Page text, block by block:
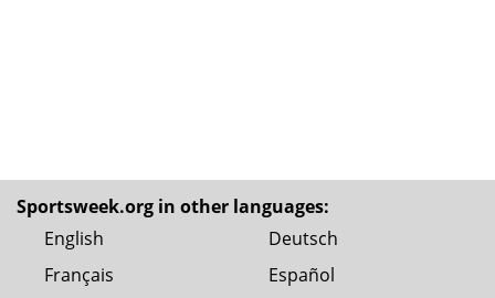
Sportsweek.org in other languages:
English
Deutsch
Français
Español